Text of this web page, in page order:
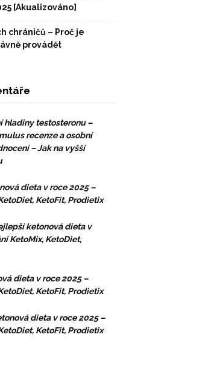
[Akualizováno]
chráničů – Proč je
provádět
hladiny testosteronu –
recenze a osobní
– Jak na vyšší
dieta v roce 2025 –
KetoFit, Prodietix
ketonová dieta v
KetoMix, KetoDiet,
dieta v roce 2025 –
KetoFit, Prodietix
dieta v roce 2025 –
KetoFit, Prodietix